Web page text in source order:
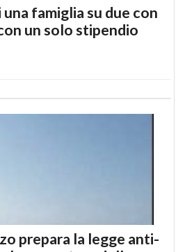
famiglia su due con
un solo stipendio
prepara la legge anti-